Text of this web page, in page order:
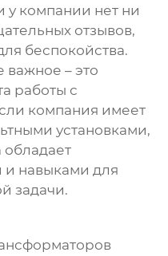
у компании нет ни
отзывов,
беспокойства.
важное – это
работы с
компания имеет
установками,
обладает
навыками для
задачи.